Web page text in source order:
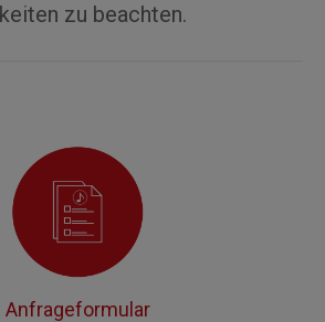
zu beachten.
Anfrageformular